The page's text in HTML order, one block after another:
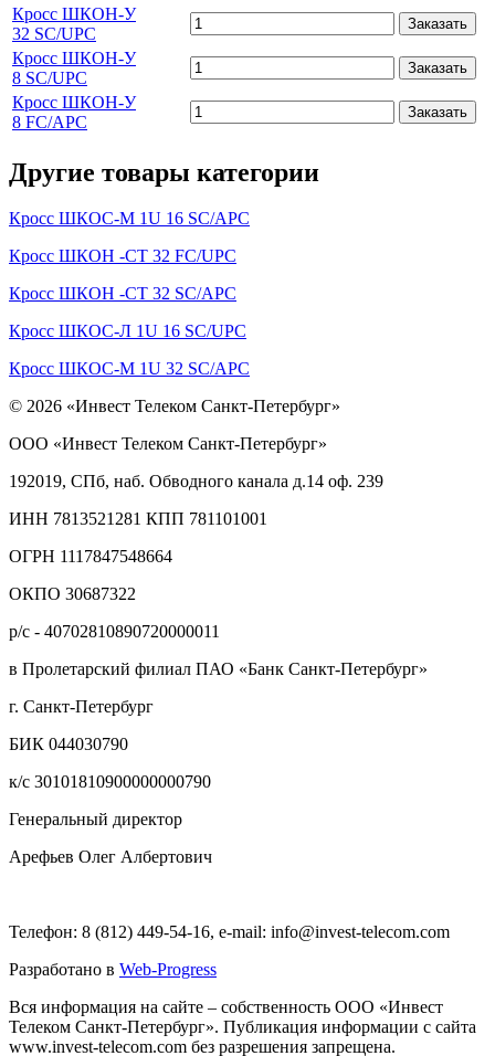
Кросс ШКОН-У
32 SC/UPC
Заказать
Кросс ШКОН-У
8 SC/UPC
Заказать
Кросс ШКОН-У
8 FC/APC
Заказать
Другие товары категории
Кросс ШКОС-М 1U 16 SC/APC
Кросс ШКОН -СТ 32 FC/UPC
Кросс ШКОН -СТ 32 SC/APC
Кросс ШКОС-Л 1U 16 SC/UPC
Кросс ШКОС-М 1U 32 SC/APC
© 2026 «Инвест Телеком Санкт-Петербург»
ООО «Инвест Телеком Санкт-Петербург»
192019, СПб, наб. Обводного канала д.14 оф. 239
ИНН 7813521281 КПП 781101001
ОГРН 1117847548664
ОКПО 30687322
р/с - 40702810890720000011
в Пролетарский филиал ПАО «Банк Санкт-Петербург»
г. Санкт-Петербург
БИК 044030790
к/с 30101810900000000790
Генеральный директор
Арефьев Олег Албертович
Телефон: 8 (812) 449-54-16, e-mail: info@invest-telecom.com
Разработано в Web-Progress
Вся информация на сайте – собственность ООО «Инвест
Телеком Санкт-Петербург». Публикация информации с сайта
www.invest-telecom.com без разрешения запрещена.